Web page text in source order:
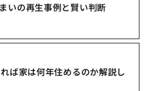
いの再生事例と賢い判断
ば家は何年住めるのか解説し